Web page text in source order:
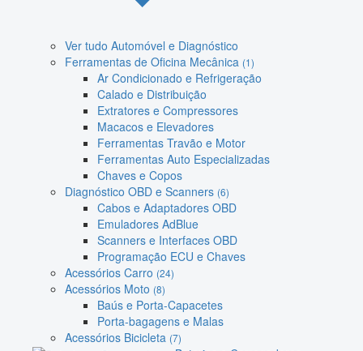
Ver tudo Automóvel e Diagnóstico
Ferramentas de Oficina Mecânica (1)
Ar Condicionado e Refrigeração
Calado e Distribuição
Extratores e Compressores
Macacos e Elevadores
Ferramentas Travão e Motor
Ferramentas Auto Especializadas
Chaves e Copos
Diagnóstico OBD e Scanners (6)
Cabos e Adaptadores OBD
Emuladores AdBlue
Scanners e Interfaces OBD
Programação ECU e Chaves
Acessórios Carro (24)
Acessórios Moto (8)
Baús e Porta-Capacetes
Porta-bagagens e Malas
Acessórios Bicicleta (7)